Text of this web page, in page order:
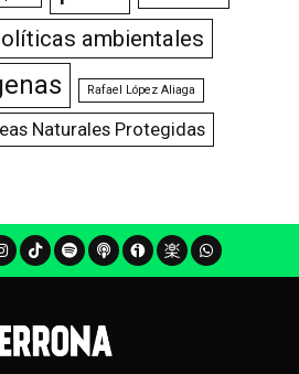
ambientales
Rafael López Aliaga
Naturales Protegidas